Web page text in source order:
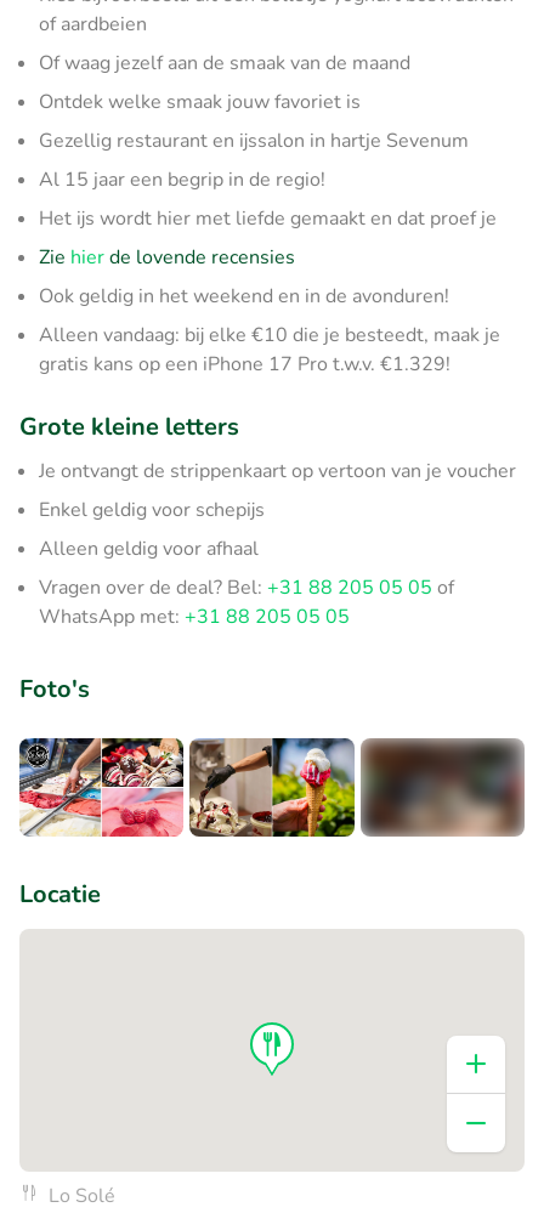
of aardbeien
Of waag jezelf aan de smaak van de maand
Ontdek welke smaak jouw favoriet is
Gezellig restaurant en ijssalon in hartje Sevenum
Al 15 jaar een begrip in de regio!
Het ijs wordt hier met liefde gemaakt en dat proef je
Zie hierde lovende recensies
Ook geldig in het weekend en in de avonduren!
Alleen vandaag: bij elke €10 die je besteedt, maak je
gratis kans op een iPhone 17 Pro t.w.v. €1.329!
Grote kleine letters
Je ontvangt de strippenkaart op vertoon van je voucher
Enkel geldig voor schepijs
Alleen geldig voor afhaal
Vragen over de deal? Bel: +31 88 205 05 05 of
WhatsApp met: +31 88 205 05 05
Foto's
Locatie
Lo Solé